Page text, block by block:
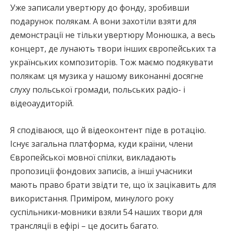
Уже записали увертюру до фонду, зробивши
подарунок полякам. А вони захотіли взяти для
демонстрації не тільки увертюру Монюшка, а весь
концерт, де лунають твори інших європейських та
українських композиторів. Тож маємо подякувати
полякам: ця музика у нашому виконанні досягне
слуху польської громади, польських радіо- і
відеоаудиторій.
Я сподіваюся, що й відеоконтент піде в ротацію.
Існує загальна платформа, куди країни, члени
Європейської мовної спілки, викладають
пропозиції фондових записів, а інші учасники
мають право брати звідти те, що їх зацікавить для
використання. Приміром, минулого року
суспільники-мовники взяли 54 наших твори для
трансляції в ефірі – це досить багато.